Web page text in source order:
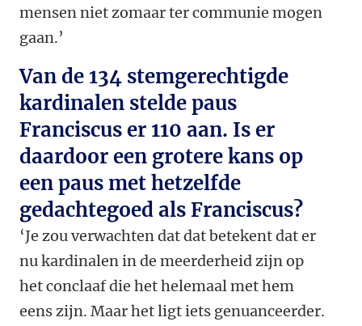
mensen niet zomaar ter communie mogen
gaan.’
Van de 134 stemgerechtigde
kardinalen stelde paus
Franciscus er 110 aan. Is er
daardoor een grotere kans op
een paus met hetzelfde
gedachtegoed als Franciscus?
‘Je zou verwachten dat dat betekent dat er
nu kardinalen in de meerderheid zijn op
het conclaaf die het helemaal met hem
eens zijn. Maar het ligt iets genuanceerder.